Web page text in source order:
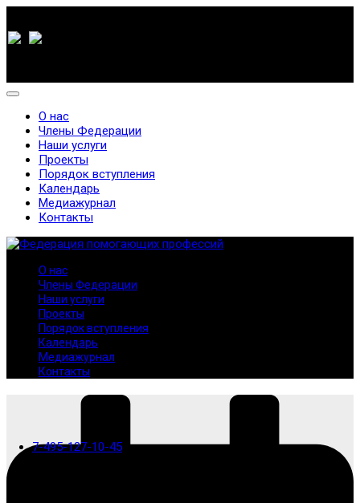
7-495-127-10-45
О нас
Члены Федерации
Наши услуги
Проекты
Порядок вступления
Календарь
Медиажурнал
Контакты
О нас
Члены Федерации
Наши услуги
Проекты
Порядок вступления
Календарь
Медиажурнал
Контакты